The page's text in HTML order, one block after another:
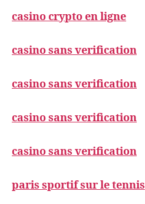
casino crypto en ligne
casino sans verification
casino sans verification
casino sans verification
casino sans verification
paris sportif sur le tennis